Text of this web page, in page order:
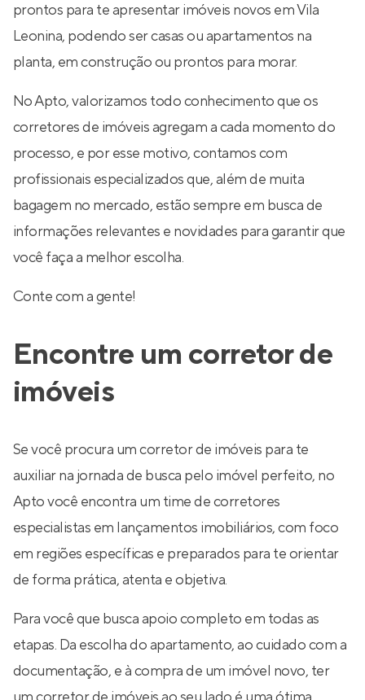
prontos para te apresentar imóveis novos em Vila
Leonina, podendo ser casas ou apartamentos na
planta, em construção ou prontos para morar.
No Apto, valorizamos todo conhecimento que os
corretores de imóveis agregam a cada momento do
processo, e por esse motivo, contamos com
profissionais especializados que, além de muita
bagagem no mercado, estão sempre em busca de
informações relevantes e novidades para garantir que
você faça a melhor escolha.
Conte com a gente!
Encontre um corretor de
imóveis
Se você procura um corretor de imóveis para te
auxiliar na jornada de busca pelo imóvel perfeito, no
Apto você encontra um time de corretores
especialistas em lançamentos imobiliários, com foco
em regiões específicas e preparados para te orientar
de forma prática, atenta e objetiva.
Para você que busca apoio completo em todas as
etapas. Da escolha do apartamento, ao cuidado com a
documentação, e à compra de um imóvel novo, ter